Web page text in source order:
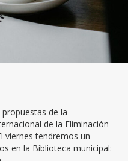
de la
de la Eliminación
viernes tendremos un
en la Biblioteca municipal: